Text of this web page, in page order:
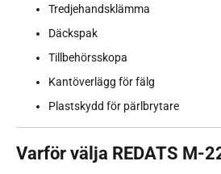
Tredjehandsklämma
Däckspak
Tillbehörsskopa
Kantöverlägg för fälg
Plastskydd för pärlbrytare
Varför välja REDATS M-